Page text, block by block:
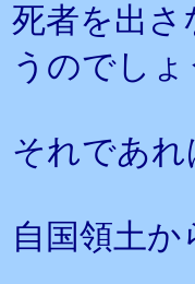
死者を出さ
うのでしょ
それであ
自国領土